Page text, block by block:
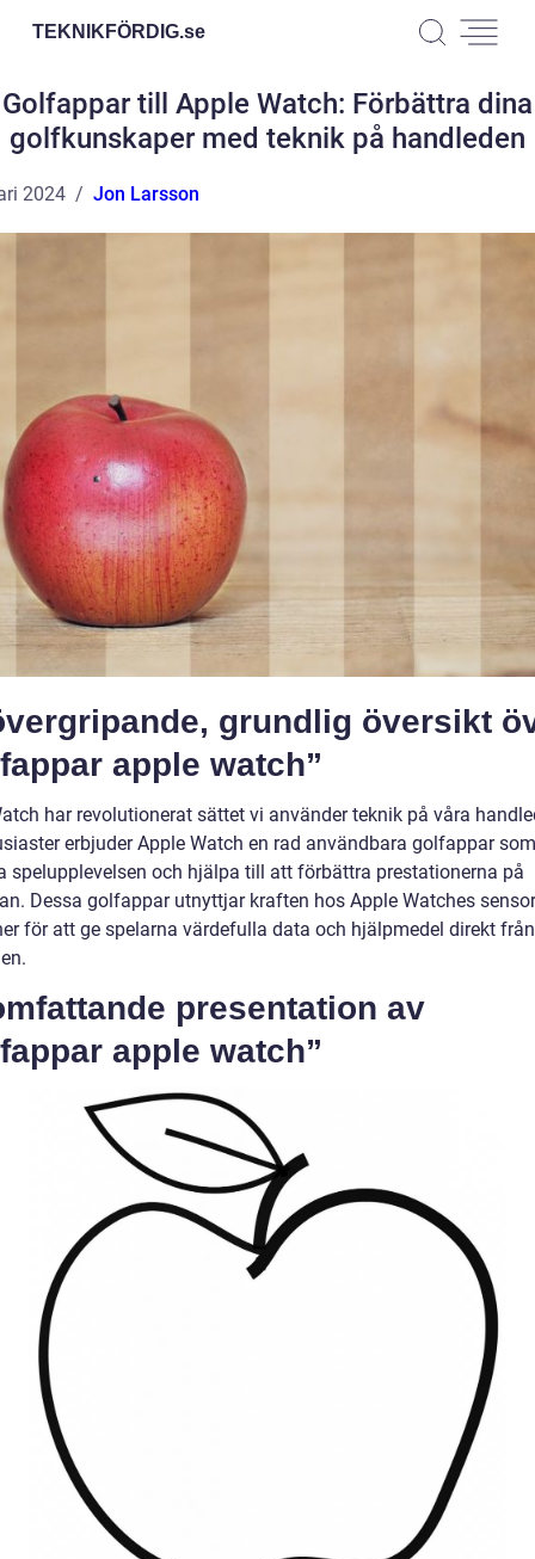
TEKNIKFÖRDIG.se
Golfappar till Apple Watch: Förbättra dina
golfkunskaper med teknik på handleden
2024 Jon Larsson
grundlig översikt
apple watch”
har revolutionerat sättet vi använder teknik på våra
erbjuder Apple Watch en rad användbara golfappar
spelupplevelsen och hjälpa till att förbättra prestationerna på
Dessa golfappar utnyttjar kraften hos Apple Watches
för att ge spelarna värdefulla data och hjälpmedel direkt från
presentation av
apple watch”